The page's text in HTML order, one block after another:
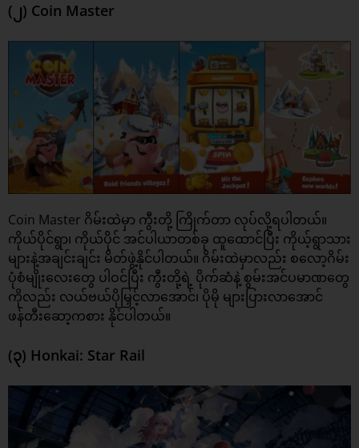
(၂) Coin Master
Coin Master ဂိမ်းထဲမှာ ကွီးတို့ ကြိုက်တာ လုပ်လို့ရပါတယ်။
ကိုယ်ပိုင်ရွာ၊ ကိုယ်ပိုင် အင်ပါယာတစ်ခု ထူထောင်ပြီး ကိုယ့်ရွာသား
များနဲ့အချင်းချင်း မိတ်ဖွဲ့နိုင်ပါတယ်။ ဂိမ်းထဲမှာလည်း စလော့ဂိမ်း
ပုံစံမျိုးလေးတွေ ပါဝင်ပြီး ကွီးတို့ရဲ့ ပိုက်ဆံနဲ့ စွမ်းအင်ပမာဏတွေ
ကိုလည်း လယ်ဗယ်ပိုမြှင့်လာအောင်၊ ပိုမို များပြားလာအောင်
ဖန်တီးဆော့ကစား နိုင်ပါတယ်။
(၃) Honkai: Star Rail